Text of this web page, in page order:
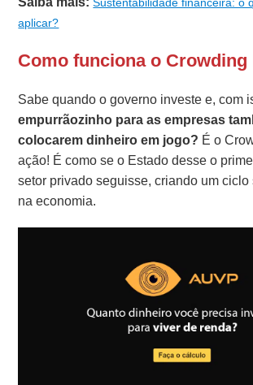
aplicar?
Como funciona o Crowding
Sabe quando o governo investe e, com
empurrãozinho para as empresas
colocarem dinheiro em jogo? É o
ação! É como se o Estado desse o
setor privado seguisse, criando um
na economia.